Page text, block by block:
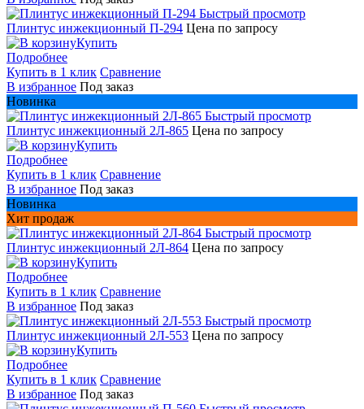
Быстрый просмотр
Плинтус инжекционный П-294 Цена по запросу
Купить
Подробнее
Купить в 1 клик Сравнение
В избранное Под заказ
Новинка
Быстрый просмотр
Плинтус инжекционный 2Л-865 Цена по запросу
Купить
Подробнее
Купить в 1 клик Сравнение
В избранное Под заказ
Новинка
Хит продаж
Быстрый просмотр
Плинтус инжекционный 2Л-864 Цена по запросу
Купить
Подробнее
Купить в 1 клик Сравнение
В избранное Под заказ
Быстрый просмотр
Плинтус инжекционный 2Л-553 Цена по запросу
Купить
Подробнее
Купить в 1 клик Сравнение
В избранное Под заказ